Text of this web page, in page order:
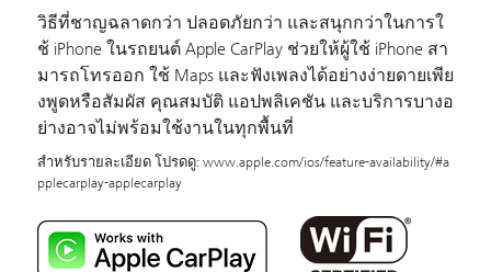
วิธีที่ชาญฉลาดกว่า ปลอดภัยกว่า และสนุกกว่าในการใ
ช้ iPhone ในรถยนต์ Apple CarPlay ช่วยให้ผู้ใช้ iPhone สา
มารถโทรออก ใช้ Maps และฟังเพลงได้อย่างง่ายดายเพีย
งพูดหรือสัมผัส คุณสมบัติ แอปพลิเคชัน และบริการบางอ
ย่างอาจไม่พร้อมใช้งานในทุกพื้นที่
สำหรับรายละเอียด โปรดดู:www.apple.com/ios/feature-availability/#a
pplecarplay-applecarplay